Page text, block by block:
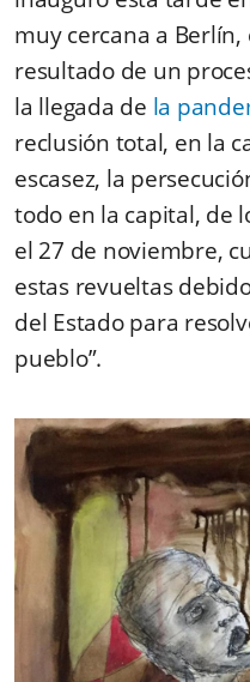
muy cercana a
resultado de un
la llegada de la
reclusión total, en la
escasez, la
todo en la capital, de
el 27 de noviembre,
estas revueltas
del Estado para
pueblo”.